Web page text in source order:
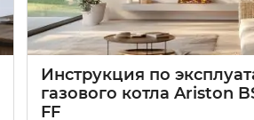
Инструкция по
газового котла Ariston
FF